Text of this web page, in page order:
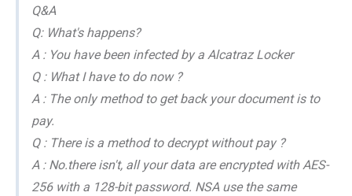
Q&A
Q: What's happens?
A : You have been infected by a Alcatraz Locker
Q : What I have to do now ?
A : The only method to get back your document is to
pay.
Q : There is a method to decrypt without pay ?
A : No.there isn't, all your data are encrypted with AES-
256 with a 128-bit password. NSA use the same